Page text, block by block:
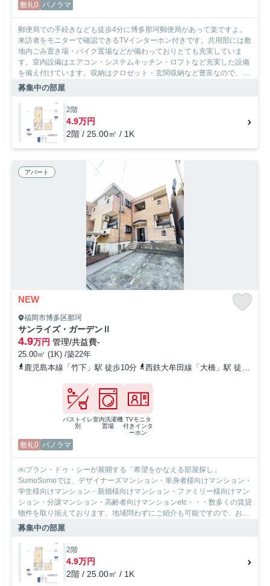
敷礼0 パノラマ
郵便局での手続きなども徒歩4分に博多那珂郵便局があって楽ですよ。
来訪者をモニターで確認できるTVインターホン付きです。共用部には敷
地内ごみ置き場・バイク置場などが備わっておりとても充実していま
す。室内設備はエアコン・システムキッチン・ロフトなど充実した設備
を備え付けています。収納はクロゼット・玄関収納など豊富なので、
広々と空間を利用することも可能です。お部屋にキッチンがある住まい
までご連絡ください。当社では、鹿児島本線竹下を中心に多種多様な不
動産情報を取り扱っております。
募集中の部屋
2階
4.9万円
2階 / 25.00㎡ / 1K
アパート
NEW
福岡市博多区那珂
サンライズ・ガーデンⅡ
4.9万円 管理/共益費-
25.00㎡ (1K) /築22年
鹿児島本線「竹下」駅 徒歩10分
西鉄大牟田線「大橋」駅 徒歩24分
バストイレ
別
室内洗濯機
置場
TVモニタ
付きインタ
ーホン
敷礼0 パノラマ
㈱プラン・ドゥ・シーが展開する「希望をかなえる部屋探し」
SumoSumoでは、デザイナーズマンション・単身者様向けマンション・
学生様向けマンション・新婚様向けマンション・ファミリー様向けマン
ション・分譲マンション・高齢者向けマンションetc・・・数多くの賃貸
物件を取り揃えております。地域問わずにご紹介も可能ですので、お気
軽にご相談下さいませ。
募集中の部屋
2階
4.9万円
2階 / 25.00㎡ / 1K